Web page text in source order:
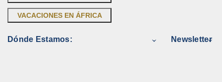
VACACIONES EN ÁFRICA
Dónde Estamos: Newsletter